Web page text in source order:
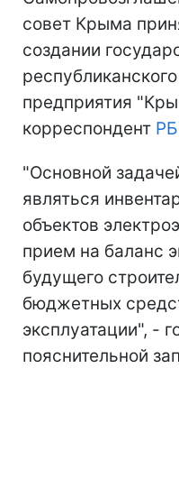
совет Крыма
создании
предприятия
корреспондент
"Основной
являться
объектов
прием на баланс
будущего
бюджетных
эксплуатации", -
пояснительной